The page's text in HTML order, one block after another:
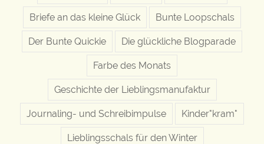
Briefe an das kleine Glück Bunte Loopschals
Der Bunte Quickie Die glückliche Blogparade
Farbe des Monats
Geschichte der Lieblingsmanufaktur
Journaling- und Schreibimpulse Kinder"kram"
Lieblingsschals für den Winter